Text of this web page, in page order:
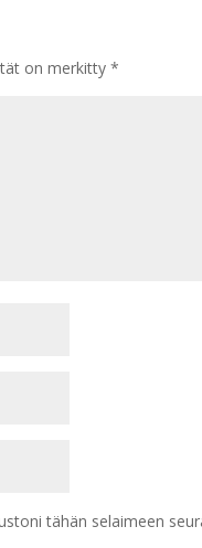
on merkitty*
tähän selaimeen